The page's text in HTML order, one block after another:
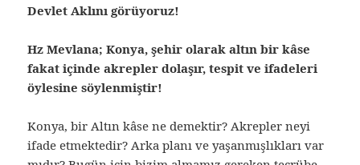
Devlet Aklını görüyoruz!
Hz Mevlana; Konya, şehir olarak altın bir kâse
fakat içinde akrepler dolaşır, tespit ve ifadeleri
öylesine söylenmiştir!
Konya, bir Altın kâse ne demektir? Akrepler neyi
ifade etmektedir? Arka planı ve yaşanmışlıkları var